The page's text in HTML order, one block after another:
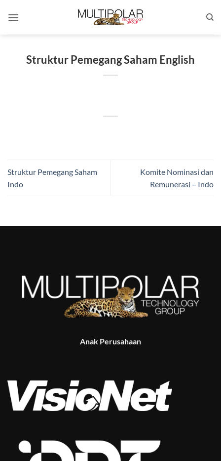
Struktur Pemegang Saham English
Struktur Pemegang Saham
Indo
Komite Nominasi dan
Remunerasi – Indo
Anak Perusahaan